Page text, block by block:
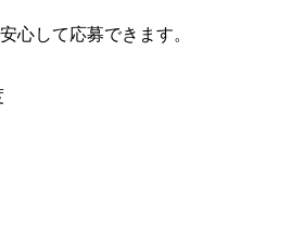
心して応募できます。